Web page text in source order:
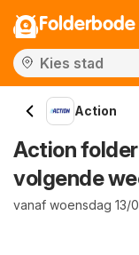
Folderbode
Action
Action
volgende
vanaf woensdag 13/